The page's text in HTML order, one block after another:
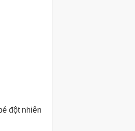
đột nhiên